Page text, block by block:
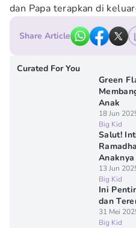
dan Papa terapkan di
Share Article
Curated For You
Green
Anak
18 Jun
Big Kid
Salut!
13 Jun
Big Kid
Ini
dan
31 Mei
Big Kid